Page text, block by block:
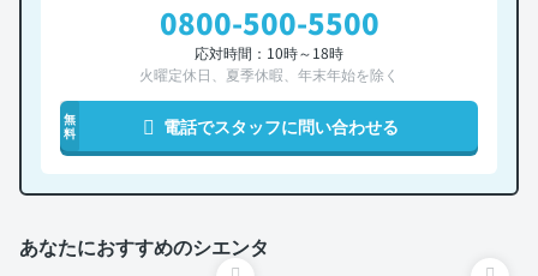
0800-500-5500
応対時間：10時～18時
火曜定休日、夏季休暇、年末年始を除く
無
料
電話でスタッフに問い合わせる
あなたにおすすめのシエンタ